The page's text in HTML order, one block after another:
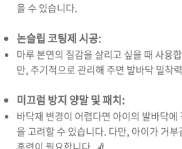
을 수 있습니다.
논슬립 코팅제 시공:
마루 본연의 질감을 살리고 싶을 때 사용
만, 주기적으로 관리해 주면 발바닥 밀착
미끄럼 방지 양말 및 패치:
바닥재 변경이 어렵다면 아이의 발바닥
을 고려할 수 있습니다. 다만, 아이가 거
훈련이 필요합니다. 🧦